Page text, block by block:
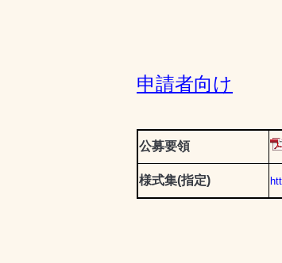
申請者向け
公募要領
様式集(指定)